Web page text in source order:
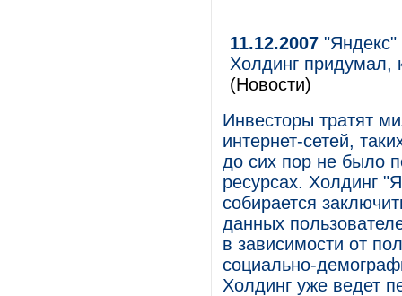
11.12.2007 "Яндекс"
Холдинг придумал,
(Новости)
Инвесторы тратят
интернет-сетей,
до сих пор не было
ресурсах. Холдинг
собирается
данных
в зависимости от
социально-
Холдинг уже ведет